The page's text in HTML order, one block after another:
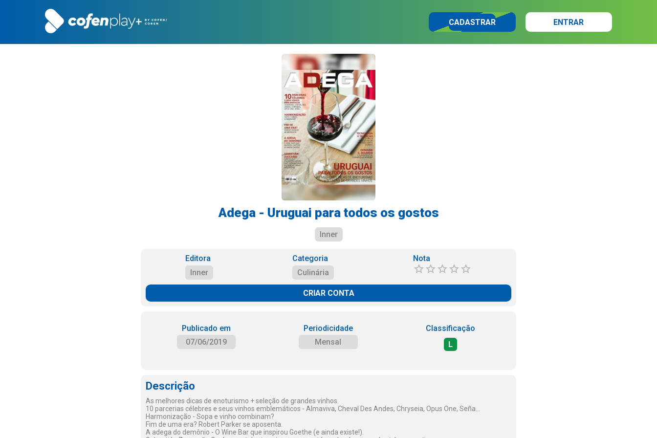
CADASTRAR ENTRAR
Adega - Uruguai para todos os gostos
Inner
Editora
Inner
Categoria
Culinária
Nota
CRIAR CONTA
Publicado em
07/06/2019
Periodicidade
Mensal
Classificação
L
Descrição
As melhores dicas de enoturismo + seleção de grandes vinhos.
10 parcerias célebres e seus vinhos emblemáticos - Almaviva, Cheval Des Andes, Chryseia, Opus One, Seña...
Harmonização - Sopa e vinho combinam?
Fim de uma era? Robert Parker se aposenta.
A adega do demônio - O Wine Bar que inspirou Goethe (e ainda existe!).